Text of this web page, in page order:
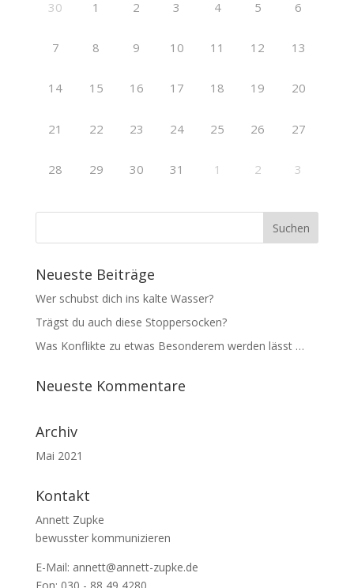
30 1 2 3 4 5 6
7 8 9 10 11 12 13
14 15 16 17 18 19 20
21 22 23 24 25 26 27
28 29 30 31 1 2 3
Neueste Beiträge
Wer schubst dich ins kalte Wasser?
Trägst du auch diese Stoppersocken?
Was Konflikte zu etwas Besonderem werden lässt …
Neueste Kommentare
Archiv
Mai 2021
Kontakt
Annett Zupke
bewusster kommunizieren
E-Mail: annett@annett-zupke.de